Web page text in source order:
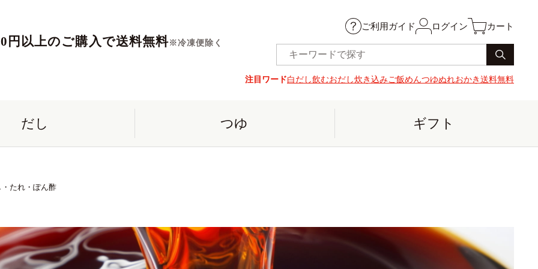
円以上のご購入で送料無料※冷凍便除く
ご利用ガイド ログイン カート
注目ワード白だし飲むおだし炊き込みご飯めんつゆぬれおかき送料無料
だし つゆ ギフト
たれ・ぽん酢